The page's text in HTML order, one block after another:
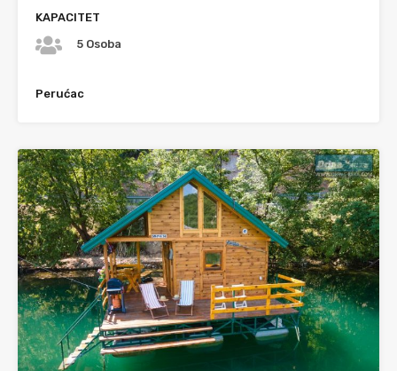
KAPACITET
5 Osoba
Perućac